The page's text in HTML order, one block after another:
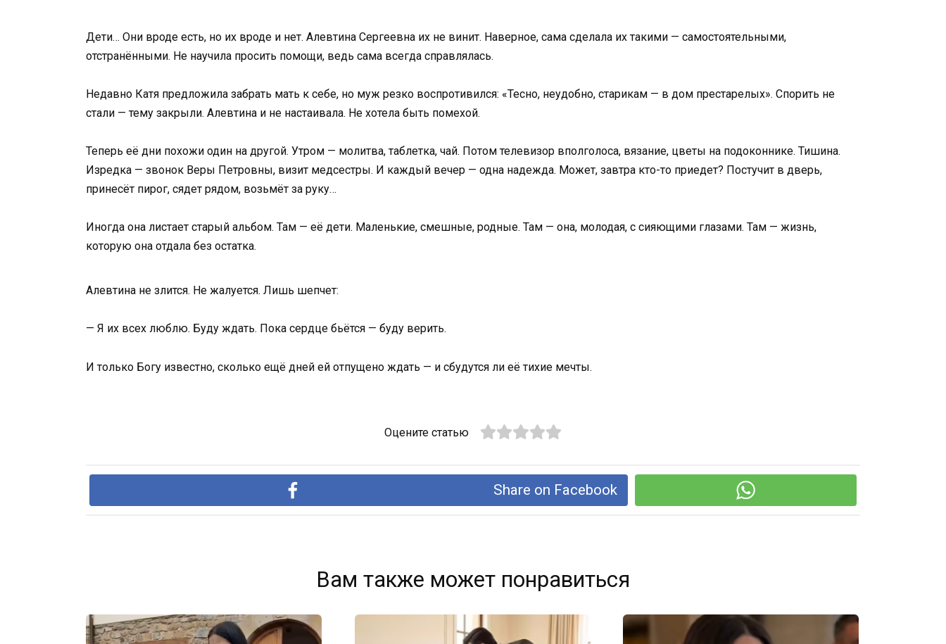
Дети… Они вроде есть, но их вроде и нет. Алевтина Сергеевна их не винит. Наверное, сама сделала их такими — самостоятельными,
отстранёнными. Не научила просить помощи, ведь сама всегда справлялась.
Недавно Катя предложила забрать мать к себе, но муж резко воспротивился: «Тесно, неудобно, старикам — в дом престарелых». Спорить не
стали — тему закрыли. Алевтина и не настаивала. Не хотела быть помехой.
Теперь её дни похожи один на другой. Утром — молитва, таблетка, чай. Потом телевизор вполголоса, вязание, цветы на подоконнике. Тишина.
Изредка — звонок Веры Петровны, визит медсестры. И каждый вечер — одна надежда. Может, завтра кто-то приедет? Постучит в дверь,
принесёт пирог, сядет рядом, возьмёт за руку…
Иногда она листает старый альбом. Там — её дети. Маленькие, смешные, родные. Там — она, молодая, с сияющими глазами. Там — жизнь,
которую она отдала без остатка.
Алевтина не злится. Не жалуется. Лишь шепчет:
— Я их всех люблю. Буду ждать. Пока сердце бьётся — буду верить.
И только Богу известно, сколько ещё дней ей отпущено ждать — и сбудутся ли её тихие мечты.
Оцените статью
Share on Facebook
Вам также может понравиться